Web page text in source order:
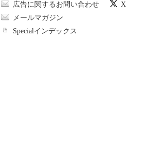
広告に関するお問い合わせ
メールマガジン
Specialインデックス
X